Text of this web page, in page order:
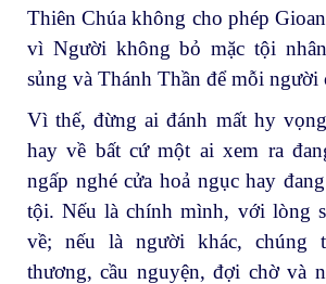
Thiên Chúa không cho phép
vì Người không bỏ mặc tội
sủng và Thánh Thần để mỗi người
Vì thế, đừng ai đánh mất hy
hay về bất cứ một ai xem ra
ngấp nghé cửa hoả ngục hay
tội. Nếu là chính mình, với lòng
về; nếu là người khác, chúng
thương, cầu nguyện, đợi chờ và